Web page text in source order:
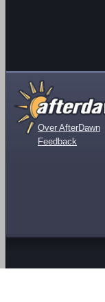
Over AfterDawn
Feedback